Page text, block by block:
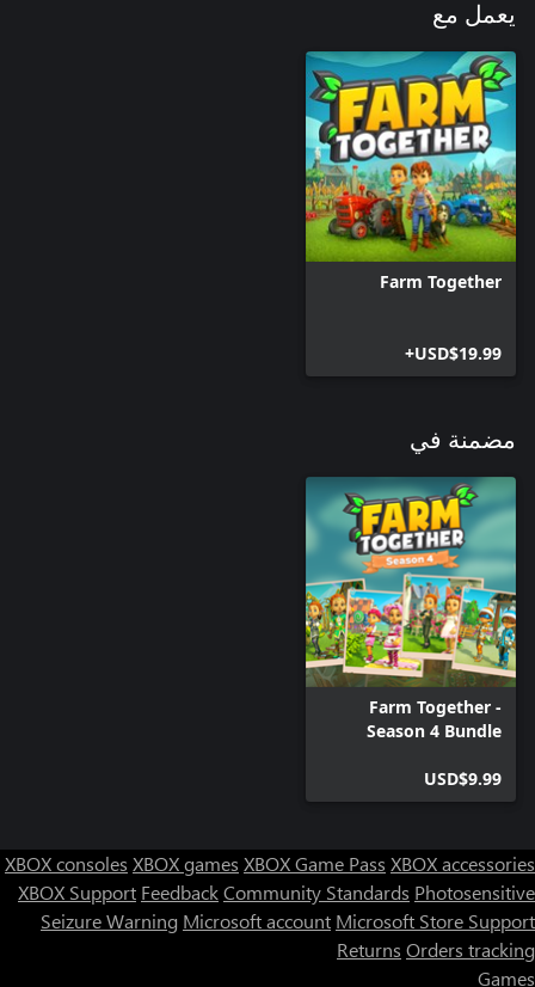
يعمل مع
Farm Together
USD$19.99+
مضمنة في
Farm Together -
Season 4 Bundle
USD$9.99
XBOX consoles XBOX games XBOX Game Pass XBOX accessories
XBOX Support FeedbackCommunity Standards Photosensitive
Seizure Warning Microsoft account Microsoft Store Support
Returns Orders tracking
Games